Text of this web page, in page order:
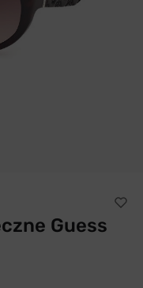
Guess